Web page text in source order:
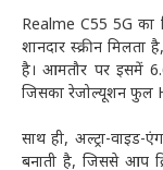
Realme C55 5G
शानदार स्क्रीन मिलता
है। आमतौर पर इसमें
जिसका रेजोल्यूशन फुल
साथ ही, अल्ट्रा-
बनाती है, जिससे आप